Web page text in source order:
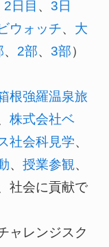
2日目 、 3日
ウォッチ、 大
、 2部、 3部）
根強羅温泉旅
株式会社ベ
社会科見学、
、 授業参観、
社会に貢献で
ャレンジスク